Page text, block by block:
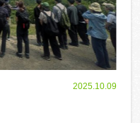
2025.10.09